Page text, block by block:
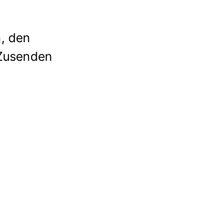
den